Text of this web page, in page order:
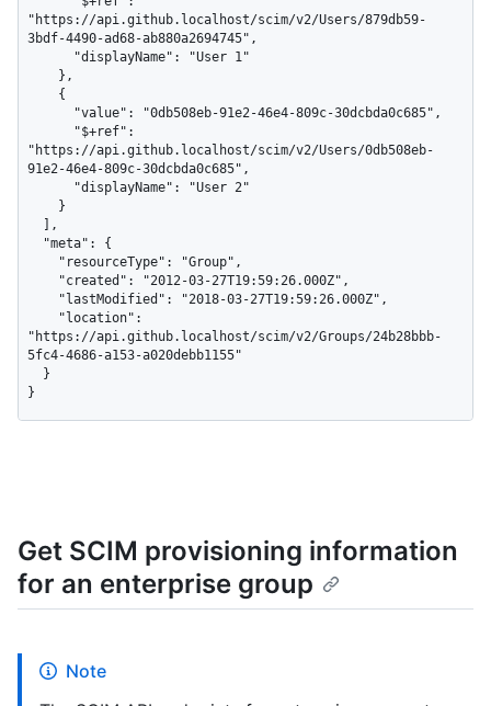
"https://api.github.localhost/scim/v2/Users/879db59-
3bdf-4490-ad68-ab880a2694745",
"https://api.github.localhost/scim/v2/Users/0db508eb-
91e2-46e4-809c-30dcbda0c685",
"https://api.github.localhost/scim/v2/Groups/24b28bbb-
5fc4-4686-a153-a020debb1155"
}
Get SCIM provisioning information
for an enterprise group
Note